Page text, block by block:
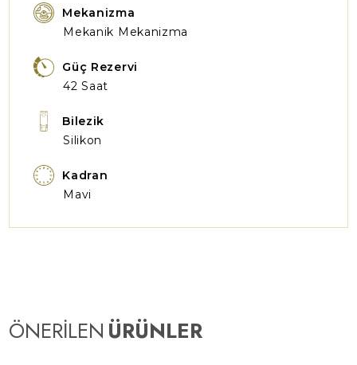
Mekanizma
Mekanik Mekanizma
Güç Rezervi
42 Saat
Bilezik
Silikon
Kadran
Mavi
ÖNERİLEN ÜRÜNLER